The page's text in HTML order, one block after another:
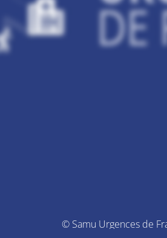
© Samu Urgences de